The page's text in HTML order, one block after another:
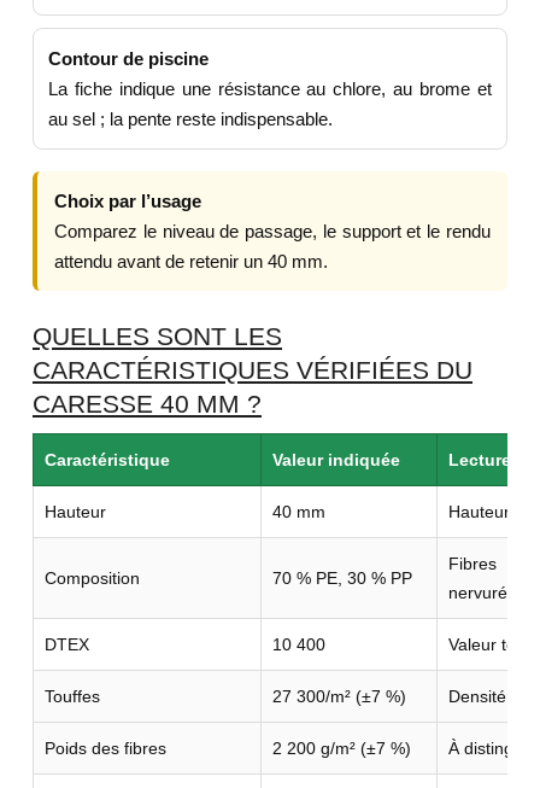
Contour de piscine
La fiche indique une résistance au chlore, au brome et
au sel ; la pente reste indispensable.
Choix par l’usage
Comparez le niveau de passage, le support et le rendu
attendu avant de retenir un 40 mm.
QUELLES SONT LES
CARACTÉRISTIQUES VÉRIFIÉES DU
CARESSE 40 MM ?
Caractéristique Valeur indiquée Lecture
Hauteur 40 mm Hauteur de
Composition 70 % PE, 30 % PP
Fibres
nervurée.
DTEX 10 400 Valeur
Touffes 27 300/m² (±7 %) Densité de
Poids des fibres 2 200 g/m² (±7 %) À